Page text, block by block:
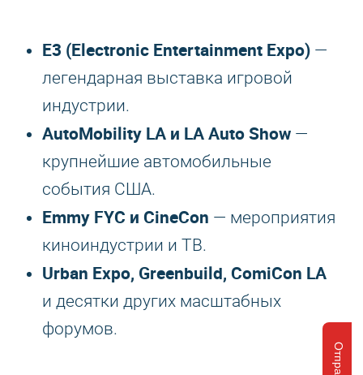
E3 (Electronic Entertainment Expo) —
легендарная выставка игровой
индустрии.
AutoMobility LA и LA Auto Show —
крупнейшие автомобильные
события США.
Emmy FYC и CineCon — мероприятия
киноиндустрии и ТВ.
Urban Expo, Greenbuild, ComiCon LA
и десятки других масштабных
форумов.